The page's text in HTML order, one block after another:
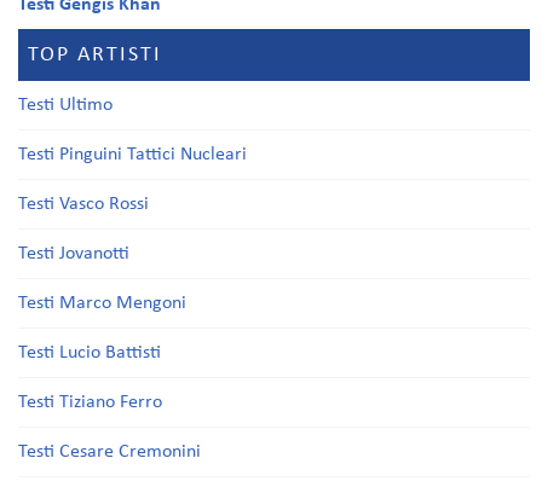
Testi Gengis Khan
TOP ARTISTI
Testi Ultimo
Testi Pinguini Tattici Nucleari
Testi Vasco Rossi
Testi Jovanotti
Testi Marco Mengoni
Testi Lucio Battisti
Testi Tiziano Ferro
Testi Cesare Cremonini